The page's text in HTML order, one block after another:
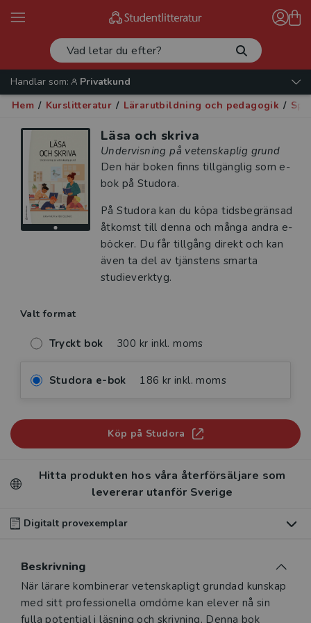
Handlar som:
Privatkund
Hem / Kurslitteratur / Lärarutbildning och pedagogik /
Läsa och skriva
Undervisning på vetenskaplig grund
Den här boken finns tillgänglig som e-
bok på Studora.
På Studora kan du köpa tidsbegränsad
åtkomst till denna och många andra e-
böcker. Du får tillgång direkt och kan
även ta del av tjänstens smarta
studieverktyg.
Valt format
Tryckt bok 300 kr inkl. moms
Studora e-bok 186 kr inkl. moms
Köp på Studora
Hitta produkten hos våra återförsäljare som
levererar utanför Sverige
Digitalt provexemplar
digitalt provexemplar av den här produkten
Våra digitala provexemplar tillhandahålls via Studora.se
och ger dig tillgång till boken under 180 dagar. Observera
Beskrivning
Beskrivning
När lärare kombinerar vetenskapligt grundad kunskap
med sitt professionella omdöme kan elever nå sin
fulla potential i läsning och skrivning. Denna bok